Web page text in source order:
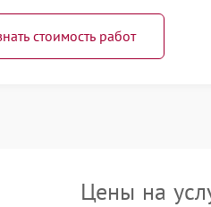
стоимость работ
Цены на